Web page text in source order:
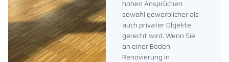
hohen Ansprüchen
sowohl gewerblicher als
auch privater Objekte
gerecht wird. Wenn Sie
an einer Boden
Renovierung in